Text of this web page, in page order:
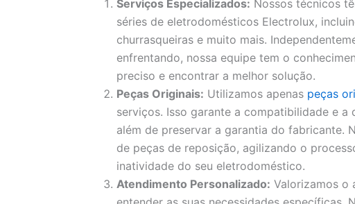
Serviços Especializados: Nossos técnicos
séries de eletrodomésticos Electrolux,
churrasqueiras e muito mais.
enfrentando, nossa equipe tem o
preciso e encontrar a melhor solução.
Peças Originais: Utilizamos apenas peças
serviços. Isso garante a compatibilidade e a
além de preservar a garantia do fabricante.
de peças de reposição, agilizando o
inatividade do seu eletrodoméstico.
Atendimento Personalizado: Valorizamos o